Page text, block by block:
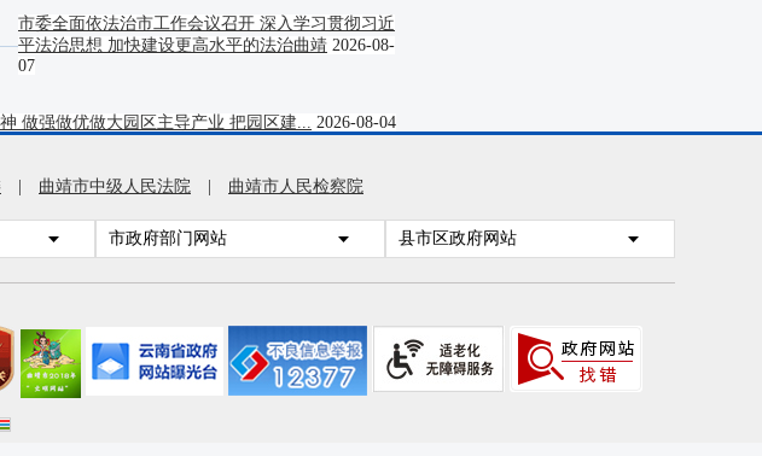
市委全面依法治市工作会议召开 深入学习贯彻习近
平法治思想 加快建设更高水平的法治曲靖 2026-08-
07
做强做优做大园区主导产业 把园区建... 2026-08-04
地发展 2026-07-31
技创新和产业创新深度融合
念 加快建设现代化人民城市 2026-07-28
曲靖市中级人民法院 曲靖市人民检察院
市政府部门网站 县市区政府网站